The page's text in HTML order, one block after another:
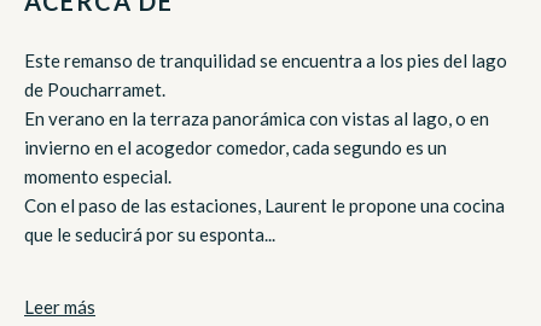
Este remanso de tranquilidad se encuentra a los pies del lago
de Poucharramet.
En verano en la terraza panorámica con vistas al lago, o en
invierno en el acogedor comedor, cada segundo es un
momento especial.
Con el paso de las estaciones, Laurent le propone una cocina
que le seducirá por su esponta...
Leer más